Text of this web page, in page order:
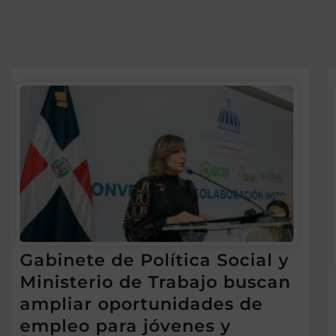
Gabinete de Política Social y
Ministerio de Trabajo buscan
ampliar oportunidades de
empleo para jóvenes y